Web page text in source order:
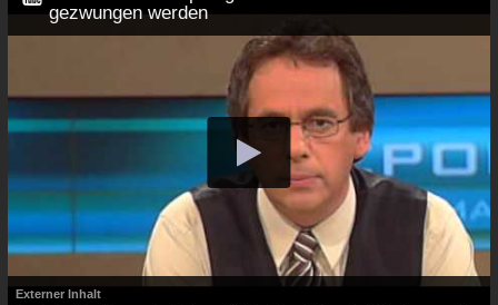
gezwungen werden
Externer Inhalt